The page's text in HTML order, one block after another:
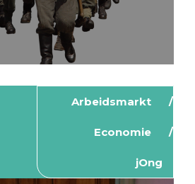
Arbeidsmarkt
Economie
jOng